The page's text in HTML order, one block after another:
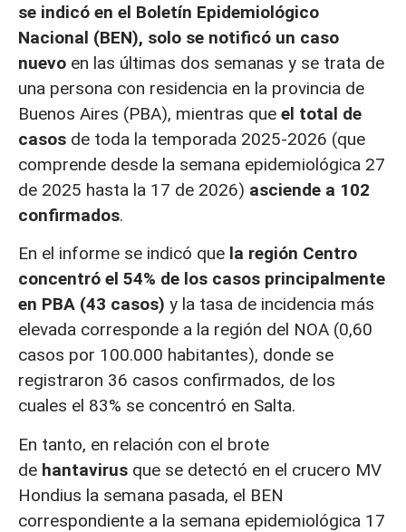
se indicó en el Boletín Epidemiológico
Nacional (BEN), solo se notificó un caso
nuevo en las últimas dos semanas y se trata de
una persona con residencia en la provincia de
Buenos Aires (PBA), mientras que el total de
casos de toda la temporada 2025-2026 (que
comprende desde la semana epidemiológica 27
de 2025 hasta la 17 de 2026) asciende a 102
confirmados.
En el informe se indicó que la región Centro
concentró el 54% de los casos principalmente
en PBA (43 casos) y la tasa de incidencia más
elevada corresponde a la región del NOA (0,60
casos por 100.000 habitantes), donde se
registraron 36 casos confirmados, de los
cuales el 83% se concentró en Salta.
En tanto, en relación con el brote
de hantavirus que se detectó en el crucero MV
Hondius la semana pasada, el BEN
correspondiente a la semana epidemiológica 17